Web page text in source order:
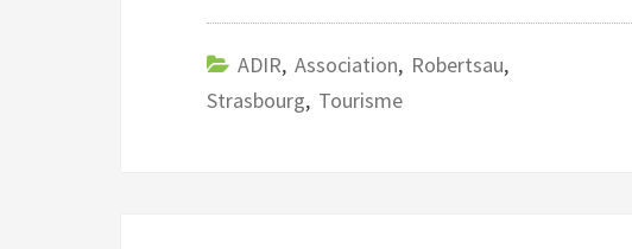
ADIR, Association, Robertsau,
Strasbourg, Tourisme